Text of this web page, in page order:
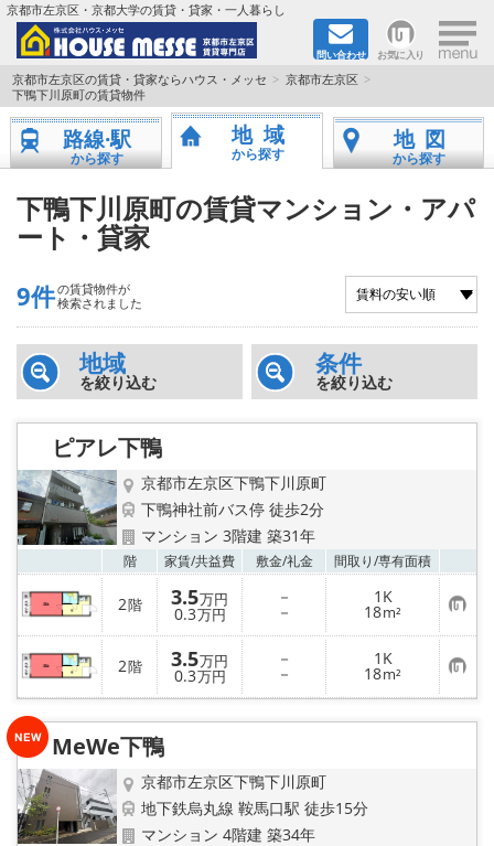
京都市左京区・京都大学の賃貸・貸家・一人暮らし
問い合わせ お気に入り ×
TOPページ
地図から検索
京都大学＆京都芸術大学生さんに
書類DL & 入居者さまへ
家族で住むならマンション？賃家？
一人暮らしの物件特集
ペット相談OKの賃貸！
特選物件
ハウスメーカー施工特集！
路線·駅から探す
IT重説について
スタッフ紹介
賃貸管理の北白川店
店舗情報·アクセス
京都市左京区の賃貸・貸家ならハウス・メッセ
京都市左京区
下鴨下川原町の賃貸物件
路線·駅
から探す
地域
から探す
地図
から探す
下鴨下川原町の賃貸マンション・アパ
ート・貸家
9件の賃貸物件が
検索されました
地域
を絞り込む
条件
を絞り込む
ピアレ下鴨
京都市左京区下鴨下川原町
下鴨神社前バス停 徒歩2分
マンション 3階建 築31年
階 家賃/共益費 敷金/礼金 間取り/専有面積
2階 3.5万円
0.3万円
－
－
1K
18m² お
気
に
入
り
登
録
2階 3.5万円
0.3万円
－
－
1K
18m² お
気
に
入
MeWe下鴨
京都市左京区下鴨下川原町
地下鉄烏丸線 鞍馬口駅 徒歩15分
マンション 4階建 築34年